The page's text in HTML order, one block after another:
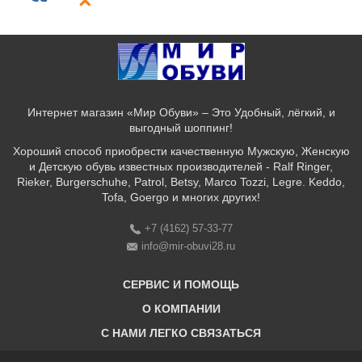
Интернет магазин «Мир Обуви» – Это Удобный, лёгкий, и
выгодный шоппинг!
Хороший способ приобрести качественную Мужскую, Женскую
и Детскую обувь известных производителей - Ralf Ringer,
Rieker, Burgerschuhe, Patrol, Betsy, Marco Tozzi, Legre. Keddo,
Tofa, Goergo и многих других!
+7 (4162) 57-33-77
info@mir-obuvi28.ru
СЕРВИС И ПОМОЩЬ
Бонусная программа
О КОМПАНИИ
C НАМИ ЛЕГКО СВЯЗАТЬСЯ